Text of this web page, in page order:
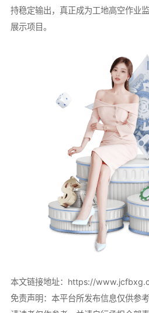
持稳定输出，真正成为工地高空作业
展示项目。
本文链接地址： https://
免责声明：本平台所发布信息仅供参